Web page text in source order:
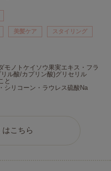
美髪ケア スタイリング
ノトケイソウ果実エキス・フラ
ル酸/カプリン酸)グリセリル
と
シリコーン・ラウレス硫酸Na
はこちら